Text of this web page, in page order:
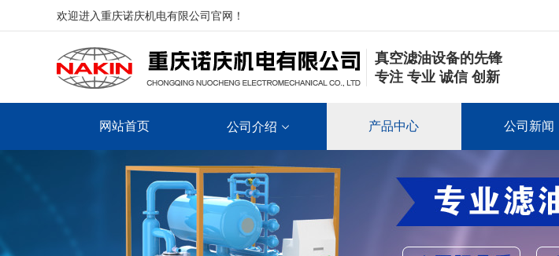
欢迎进入重庆诺庆机电有限公司官网！
真空滤油设备的先锋
专注 专业 诚信 创新
网站首页 公司介绍 产品中心 公司新闻